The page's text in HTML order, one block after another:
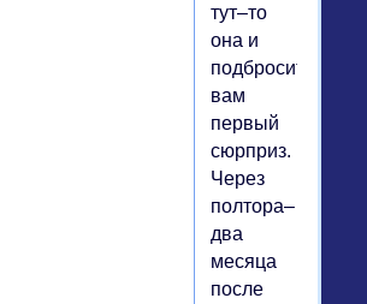
тут–то
она и
подбросит
вам
первый
сюрприз.
Через
полтора–
два
месяца
после